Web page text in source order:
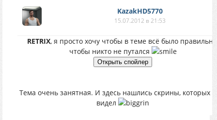
KazakHD5770
15.07.2012 в 21:53
RETRIX, я просто хочу чтобы в теме всё было
чтобы никто не путался
Тема очень занятная. И здесь нашлись скрины, которых
видел